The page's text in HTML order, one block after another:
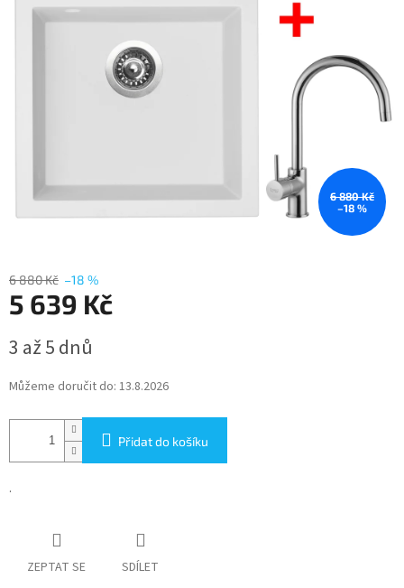
5
hvězdiček.
6 880 Kč
–18 %
6 880 Kč –18 %
5 639 Kč
cena:
3 až 5 dnů
Můžeme doručit do: 13.8.2026
Přidat do košíku
.
ZEPTAT SE SDÍLET